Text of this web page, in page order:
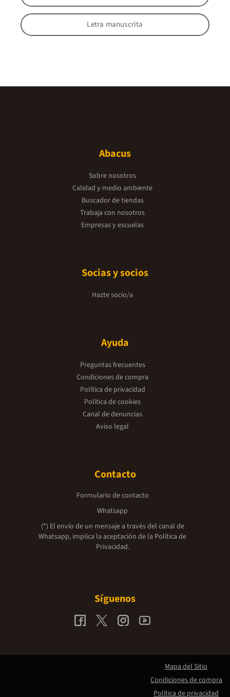
Letra manuscrita
Abacus
Sobre nosotros
Calidad y medio ambiente
Buscador de tiendas
Trabaja con nosotros
Empresas y escuelas
Socias y socios
Hazte socio/a
Ayuda
Preguntas frecuentes
Condiciones de compra
Política de privacidad
Política de cookies
Canal de denuncias
Aviso legal
Contacto
Formulario de contacto
Whatsapp
(*) El envío de un mensaje a través del canal de
Whatsapp, implica la aceptación de la Política de
Privacidad.
Síguenos
Mapa del Sitio
Condiciones de compra
Política de privacidad